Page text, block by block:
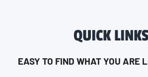
QUICK LINKS
EASY TO FIND WHAT YOU ARE